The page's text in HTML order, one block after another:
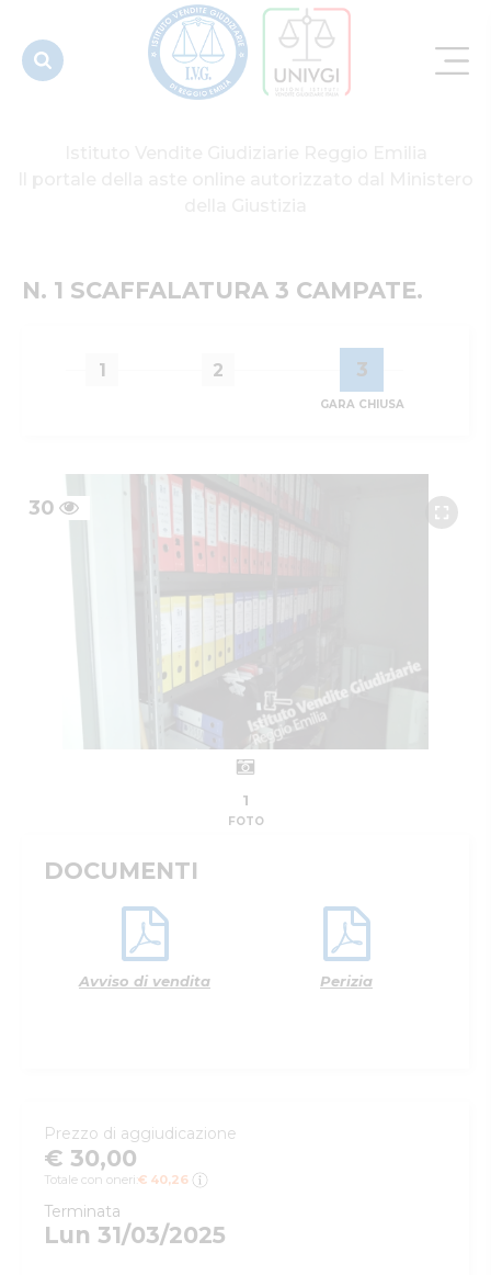
N. 1 SCAFFALATURA 3 CAMPATE.
1 2 3
GARA CHIUSA
30
1
FOTO
DOCUMENTI
Avviso di vendita Perizia
Prezzo di aggiudicazione
€ 30,00
Totale con oneri: € 40,26
Terminata
Lun 31/03/2025